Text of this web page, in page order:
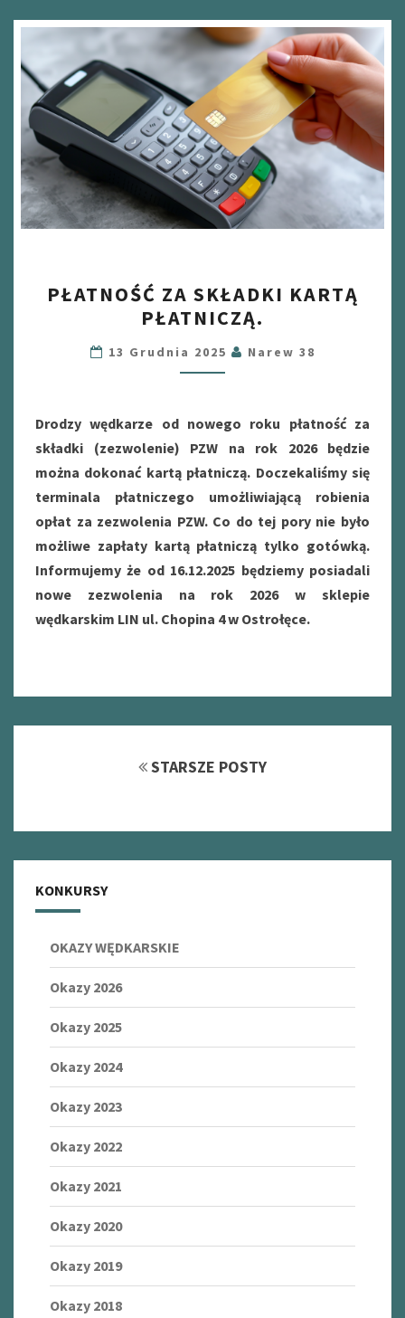
ZA
SKŁADKI
KARTĄ
PŁATNICZĄ.
PŁATNOŚĆ ZA SKŁADKI KARTĄ
PŁATNICZĄ.
13 Grudnia 2025 Narew 38
Drodzy wędkarze od nowego roku płatność za
składki (zezwolenie) PZW na rok 2026 będzie
można dokonać kartą płatniczą. Doczekaliśmy się
terminala płatniczego umożliwiającą robienia
opłat za zezwolenia PZW. Co do tej pory nie było
możliwe zapłaty kartą płatniczą tylko gotówką.
Informujemy że od 16.12.2025 będziemy posiadali
nowe zezwolenia na rok 2026 w sklepie
wędkarskim LIN ul. Chopina 4 w Ostrołęce.
STARSZE POSTY
KONKURSY
OKAZY WĘDKARSKIE
Okazy 2026
Okazy 2025
Okazy 2024
Okazy 2023
Okazy 2022
Okazy 2021
Okazy 2020
Okazy 2019
Okazy 2018